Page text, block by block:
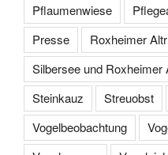
Pflaumenwiese
Presse
Roxheimer
Silbersee und Roxheimer
Steinkauz
Streuobst
Vogelbeobachtung